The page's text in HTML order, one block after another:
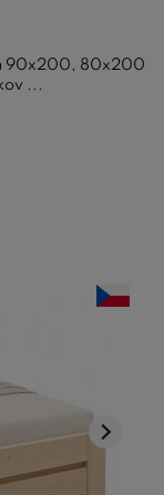
90x200, 80x200
...